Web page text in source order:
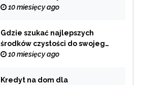
alternatywa dla tradycyjnego
10 miesięcy ago
Gdzie szukać najlepszych
środków czystości do swojego
domu?
10 miesięcy ago
Kredyt na dom dla